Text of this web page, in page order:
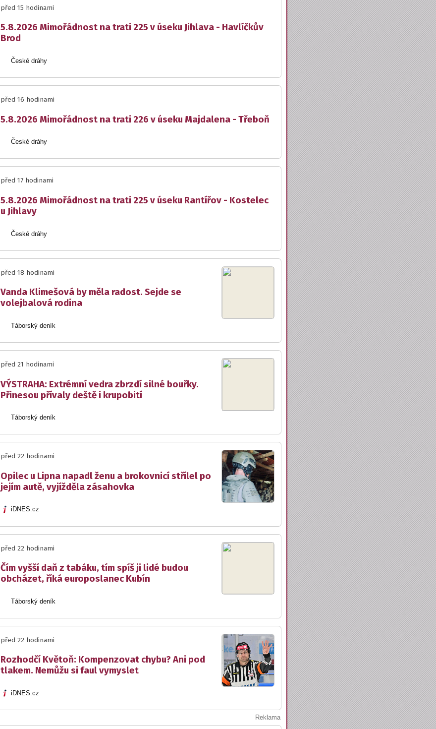
před 15 hodinami
5.8.2026 Mimořádnost na trati 225 v úseku Jihlava - Havlíčkův
Brod
České dráhy
před 16 hodinami
5.8.2026 Mimořádnost na trati 226 v úseku Majdalena - Třeboň
České dráhy
před 17 hodinami
5.8.2026 Mimořádnost na trati 225 v úseku Rantířov - Kostelec
u Jihlavy
České dráhy
před 18 hodinami
Vanda Klimešová by měla radost. Sejde se
volejbalová rodina
Táborský deník
před 21 hodinami
VÝSTRAHA: Extrémní vedra zbrzdí silné bouřky.
Přinesou přívaly deště i krupobití
Táborský deník
před 22 hodinami
Opilec u Lipna napadl ženu a brokovnicí střílel po
jejím autě, vyjížděla zásahovka
iDNES.cz
před 22 hodinami
Čím vyšší daň z tabáku, tím spíš ji lidé budou
obcházet, říká europoslanec Kubín
Táborský deník
před 22 hodinami
Rozhodčí Květoň: Kompenzovat chybu? Ani pod
tlakem. Nemůžu si faul vymyslet
iDNES.cz
Reklama